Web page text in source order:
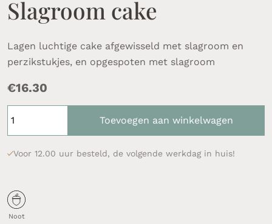
Slagroom cake
Lagen luchtige cake afgewisseld met slagroom en
perzikstukjes, en opgespoten met slagroom
€16.30
Toevoegen aan winkelwagen
Voor 12.00 uur besteld, de volgende werkdag in huis!
Noot